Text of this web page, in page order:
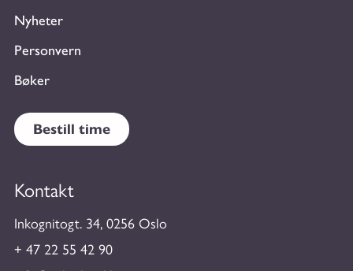
Nyheter
Personvern
Bøker
Bestill time
Kontakt
Inkognitogt. 34, 0256 Oslo
+ 47 22 55 42 90